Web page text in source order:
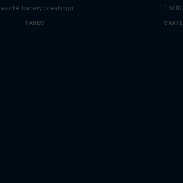
bariéry breakingu
TANEC
1